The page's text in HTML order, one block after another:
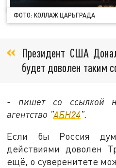
ФОТО: КОЛЛАЖ ЦАРЬГРАДА
Президент США
будет доволен таким
- пишет со ссылкой
агентство "АБН24".
Если бы Россия
действиями доволен
ещё, о суверенитете